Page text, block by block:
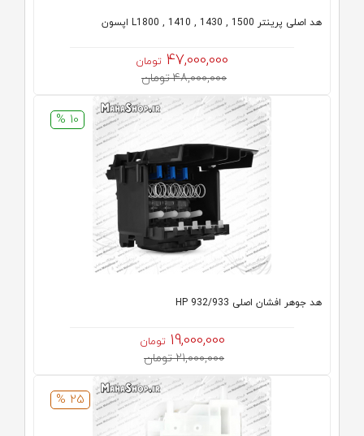
هد اصلی پرینتر L1800 , 1410 , 1430 , 1500 اپسون
47,000,000 تومان
48,000,000 تومان
10 %
هد جوهر افشان اصلی HP 932/933
19,000,000 تومان
21,000,000 تومان
25 %